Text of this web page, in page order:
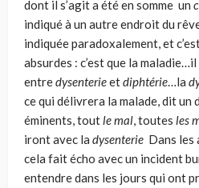
dont il s’agit a été en somme un
indiqué à un autre endroit du
indiquée paradoxalement, et
absurdes : c’est que la
entredysenterieetdiphtérie…la
ce qui déli­vrera la malade, dit un
éminents, toutle mal, toutes les
iront avec la dysenterie Dans les
cela fait écho avec un incident
entendre dans les jours qui ont